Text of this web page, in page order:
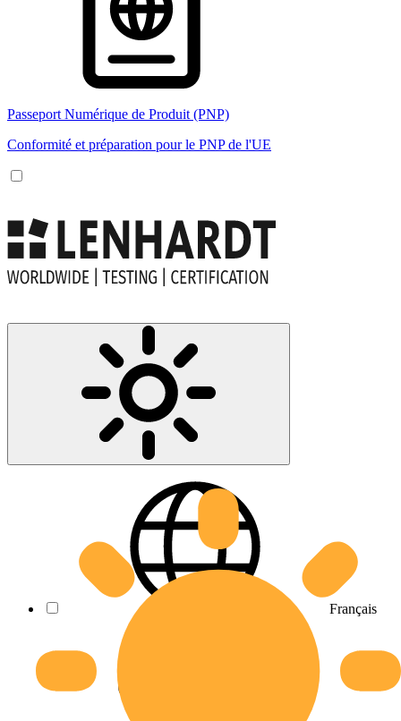
Passeport Numérique de Produit (PNP)
Conformité et préparation pour le PNP de l'UE
Français